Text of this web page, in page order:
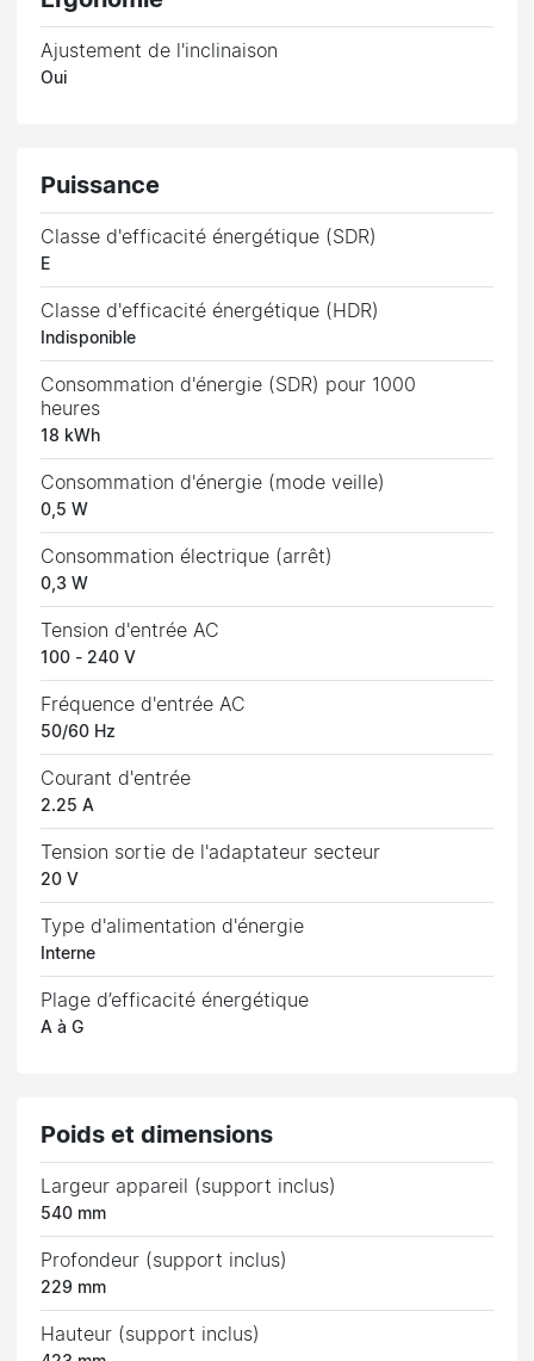
Ajustement de l'inclinaison
Oui
Puissance
Classe d'efficacité énergétique (SDR)
E
Classe d'efficacité énergétique (HDR)
Indisponible
Consommation d'énergie (SDR) pour 1000
heures
18 kWh
Consommation d'énergie (mode veille)
0,5 W
Consommation électrique (arrêt)
0,3 W
Tension d'entrée AC
100 - 240 V
Fréquence d'entrée AC
50/60 Hz
Courant d'entrée
2.25 A
Tension sortie de l'adaptateur secteur
20 V
Type d'alimentation d'énergie
Interne
Plage d’efficacité énergétique
A à G
Poids et dimensions
Largeur appareil (support inclus)
540 mm
Profondeur (support inclus)
229 mm
Hauteur (support inclus)